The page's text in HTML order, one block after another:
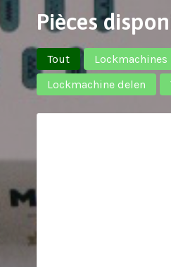
Pièces
Tout Lockmachines
Lockmachine delen